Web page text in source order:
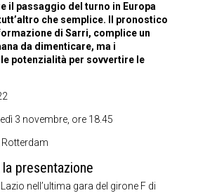
il passaggio del turno in Europa
che semplice. Il pronostico
di Sarri, complice un
da dimenticare, ma i
potenzialità per sovvertire le
3 novembre, ore 18.45
Rotterdam
presentazione
nell’ultima gara del girone F di